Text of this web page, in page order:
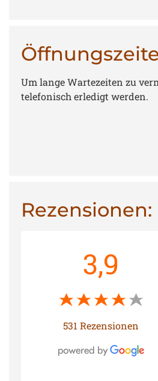
Um lange Wartezeiten zu
telefonisch erledigt werden.
Rezensionen:
3,9
531 Rezensionen